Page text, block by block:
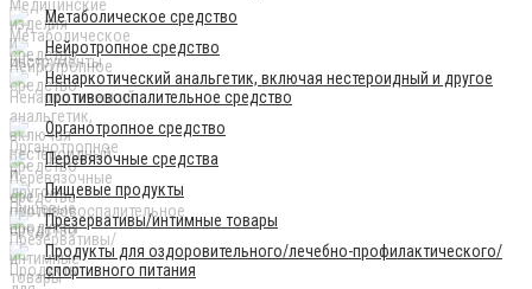
Метаболическое средство
Нейротропное средство
Ненаркотический анальгетик, включая нестероидный и другое
противовоспалительное средство
Органотропное средство
Перевязочные средства
Пищевые продукты
Презервативы/интимные товары
Продукты для оздоровительного/лечебно-профилактического/
спортивного питания